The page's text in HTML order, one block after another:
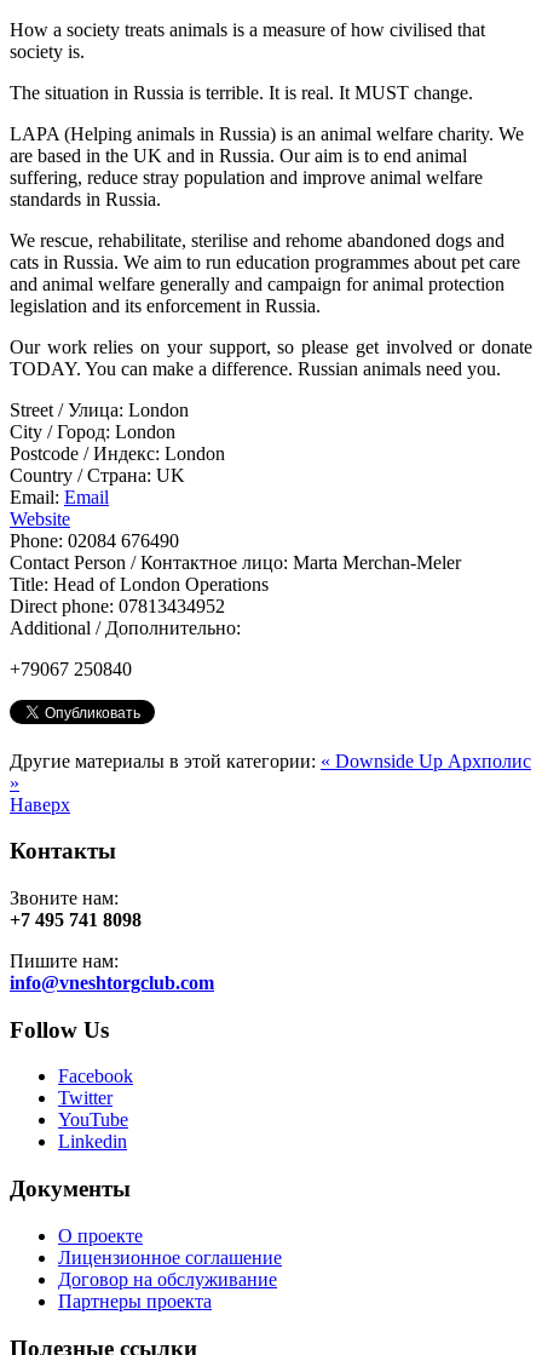
How a society treats animals is a measure of how civilised that
society is.
The situation in Russia is terrible. It is real. It MUST change.
LAPA (Helping animals in Russia) is an animal welfare charity. We
are based in the UK and in Russia. Our aim is to end animal
suffering, reduce stray population and improve animal welfare
standards in Russia.
We rescue, rehabilitate, sterilise and rehome abandoned dogs and
cats in Russia. We aim to run education programmes about pet care
and animal welfare generally and campaign for animal protection
legislation and its enforcement in Russia.
Our work relies on your support, so please get involved or donate
TODAY. You can make a difference. Russian animals need you.
Street / Улица: London
City / Город: London
Postcode / Индекс: London
Country / Страна: UK
Email: Email
Website
Phone: 02084 676490
Contact Person / Контактное лицо: Marta Merchan-Meler
Title: Head of London Operations
Direct phone: 07813434952
Additional / Дополнительно:
+79067 250840
Другие материалы в этой категории: « Downside Up Архполис
»
Наверх
Контакты
Звоните нам:
+7 495 741 8098
Пишите нам:
info@vneshtorgclub.com
Follow Us
Facebook
Twitter
YouTube
Linkedin
Документы
О проекте
Лицензионное соглашение
Договор на обслуживание
Партнеры проекта
Полезные ссылки